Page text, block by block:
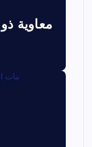
معاوية ذو